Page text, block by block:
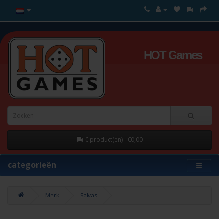
HOT Games
0 product(en) - €0,00
categorieën
Merk Salvas